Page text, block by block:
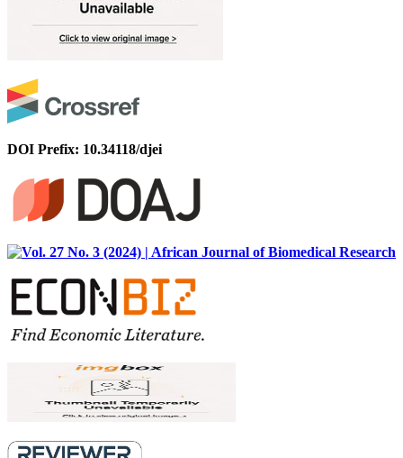
DOI Prefix: 10.34118/djei